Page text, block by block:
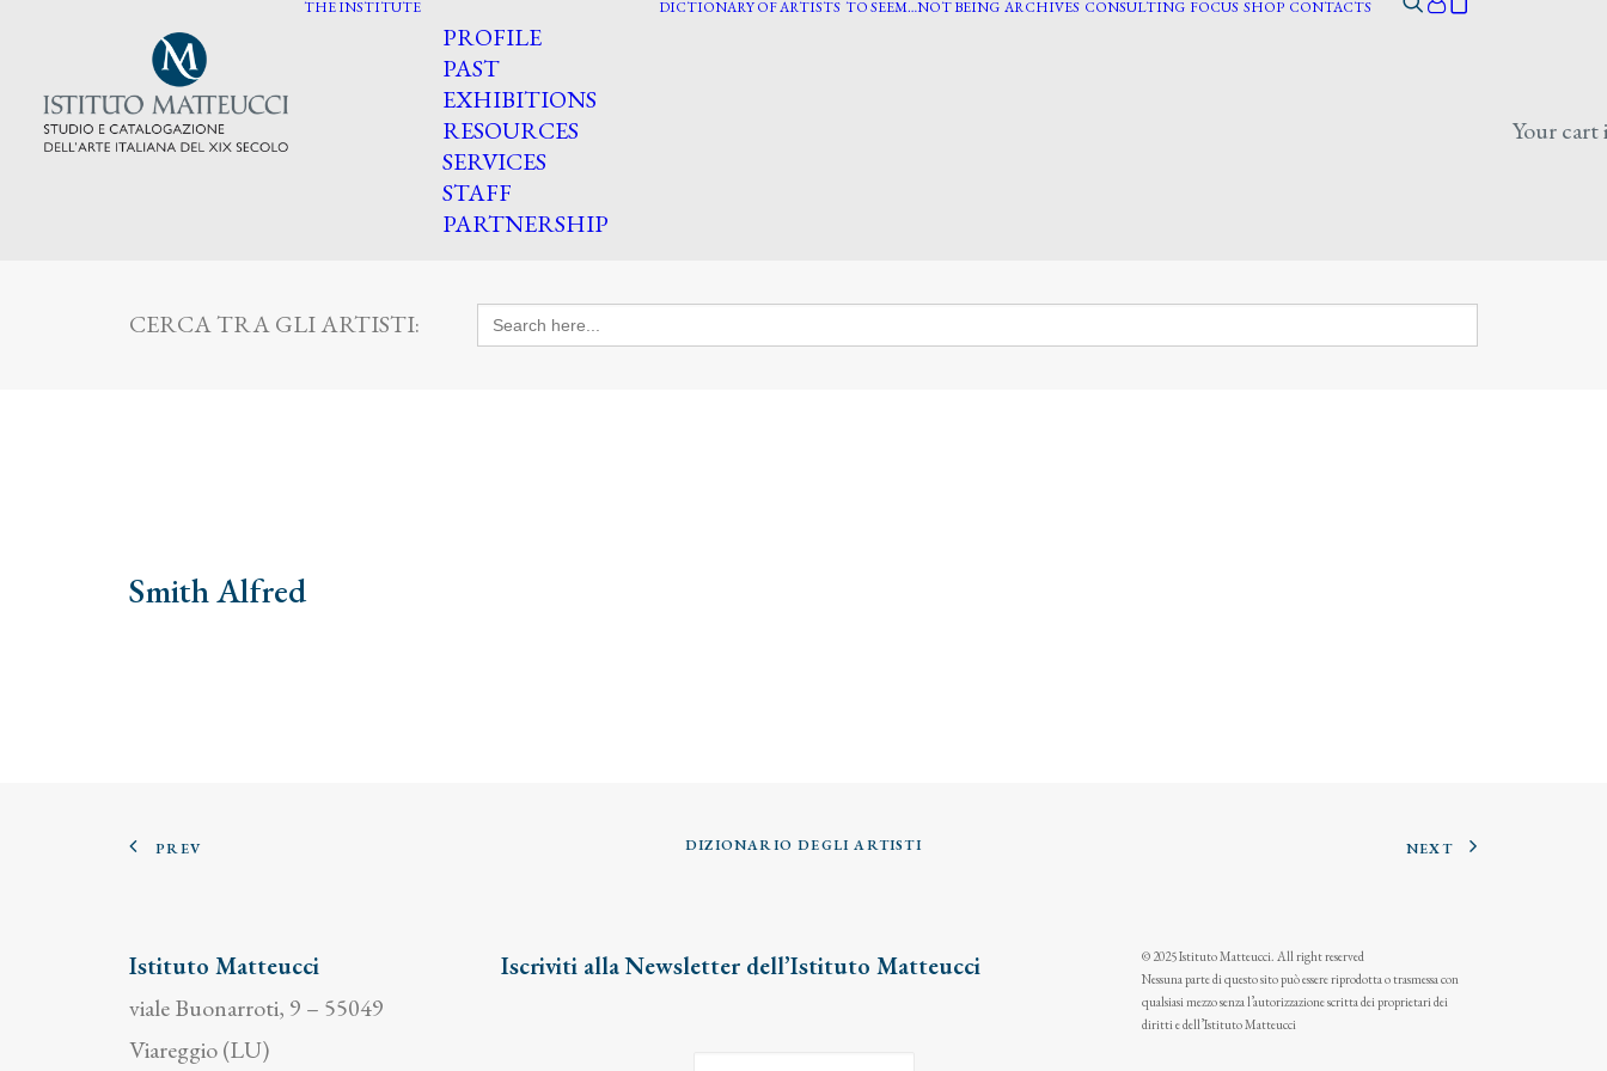
THE INSTITUTE
PROFILE
PAST
EXHIBITIONS
RESOURCES
SERVICES
STAFF
PARTNERSHIP
DICTIONARY OF ARTISTS TO SEEM…NOT BEING ARCHIVES CONSULTING FOCUS SHOP CONTACTS
Your cart
CERCA TRA GLI ARTISTI: Search
for:
Smith Alfred
PREV DIZIONARIO DEGLI ARTISTI NEXT
Istituto Matteucci
viale Buonarroti, 9 – 55049
Viareggio (LU)
Iscriviti alla Newsletter dell’Istituto Matteucci
© 2025 Istituto Matteucci. All right reserved
Nessuna parte di questo sito può essere riprodotta o trasmessa con
qualsiasi mezzo senza l’autorizzazione scritta dei proprietari dei
diritti e dell’Istituto Matteucci